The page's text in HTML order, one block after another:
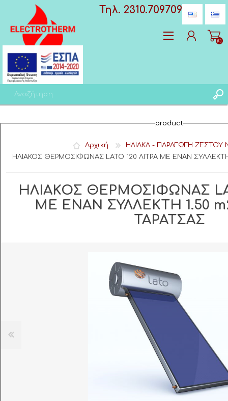
Τηλ. 2310.709709
(0)
product
Αρχική
ΗΛΙΑΚA - ΠΑΡΑΓΩΓΗ ΖΕΣΤΟΥ
ΗΛΙΑΚΟΣ ΘΕΡΜΟΣΙΦΩΝΑΣ LATO 120 ΛΙΤΡΑ ΜΕ ΕΝΑΝ
ΗΛΙΑΚΟΣ ΘΕΡΜΟΣΙΦΩΝΑΣ
ΜΕ ΕΝΑΝ ΣΥΛΛΕΚΤΗ 1.50
ΤΑΡΑΤΣΑΣ